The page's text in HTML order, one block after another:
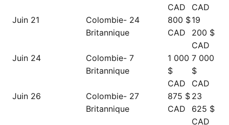
CAD
CAD
Juin 21
Colombie-
Britannique
24
800 $
CAD
19
200 $
CAD
Juin 24
Colombie-
Britannique
7
1 000
$
CAD
7 000
$
CAD
Juin 26
Colombie-
Britannique
27
875 $
CAD
23
625 $
CAD